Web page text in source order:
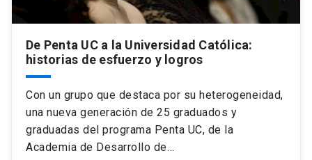
De Penta UC a la Universidad Católica:
historias de esfuerzo y logros
Con un grupo que destaca por su heterogeneidad,
una nueva generación de 25 graduados y
graduadas del programa Penta UC, de la
Academia de Desarrollo de…